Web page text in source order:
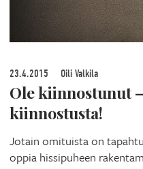
23.4.2015 Oili Valkila
Ole kiinnostunut
kiinnostusta!
Jotain omituista on
oppia hissipuheen